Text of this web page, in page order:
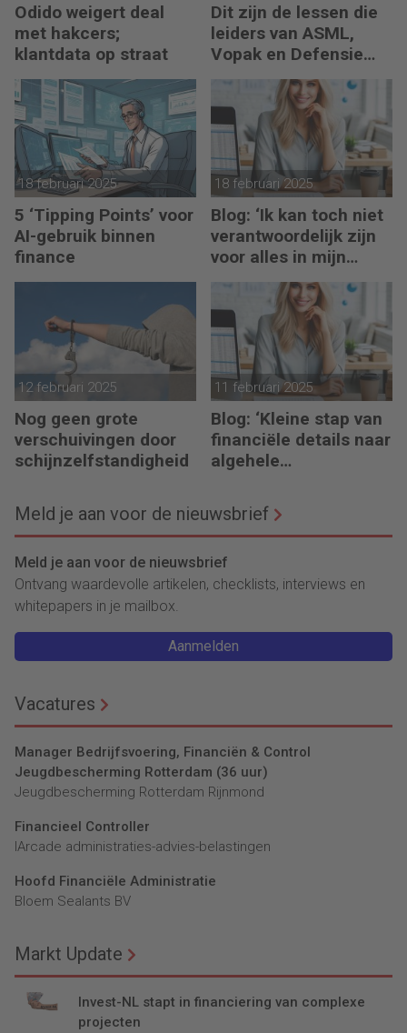
Odido weigert deal
met hakcers;
klantdata op straat
Dit zijn de lessen die
leiders van ASML,
Vopak en Defensie
toepassen in
turbulente tijden
18 februari 2025
5 ‘Tipping Points’ voor
AI-gebruik binnen
finance
18 februari 2025
Blog: ‘Ik kan toch niet
verantwoordelijk zijn
voor alles in mijn
waardeketen?’
12 februari 2025
Nog geen grote
verschuivingen door
schijnzelfstandigheid
11 februari 2025
Blog: ‘Kleine stap van
financiële details naar
algehele
Meld je aan voor de nieuwsbrief
Meld je aan voor de nieuwsbrief
Ontvang waardevolle artikelen, checklists, interviews en
whitepapers in je mailbox.
Aanmelden
Vacatures
Manager Bedrijfsvoering, Financiën & Control
Jeugdbescherming Rotterdam (36 uur)
Jeugdbescherming Rotterdam Rijnmond
Financieel Controller
lArcade administraties-advies-belastingen
Hoofd Financiële Administratie
Bloem Sealants BV
Markt Update
Invest-NL stapt in financiering van complexe
projecten